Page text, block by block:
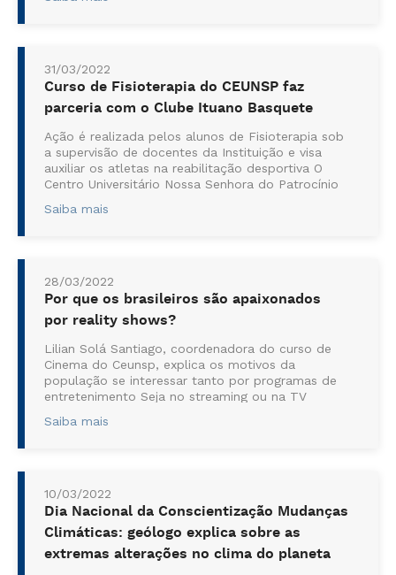
pessoas e o planeta; ...
31/03/2022
Curso de Fisioterapia do CEUNSP faz
parceria com o Clube Ituano Basquete
Ação é realizada pelos alunos de Fisioterapia sob
a supervisão de docentes da Instituição e visa
auxiliar os atletas na reabilitação desportiva O
Centro Universitário Nossa Senhora do Patrocínio
Saiba mais
28/03/2022
Por que os brasileiros são apaixonados
por reality shows?
Lilian Solá Santiago, coordenadora do curso de
Cinema do Ceunsp, explica os motivos da
população se interessar tanto por programas de
entretenimento Seja no streaming ou na TV
Saiba mais
10/03/2022
Dia Nacional da Conscientização Mudanças
Climáticas: geólogo explica sobre as
extremas alterações no clima do planeta